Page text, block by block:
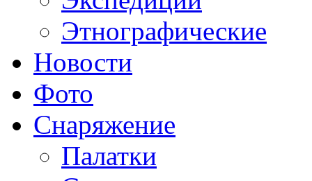
Этнографические
Новости
Фото
Снаряжение
Палатки